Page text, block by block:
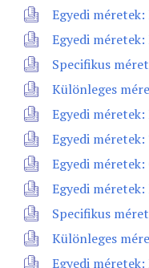
Egyedi
Egyedi
Specifikus
Különleges
Egyedi
Egyedi
Egyedi
Egyedi
Specifikus
Különleges
Egyedi